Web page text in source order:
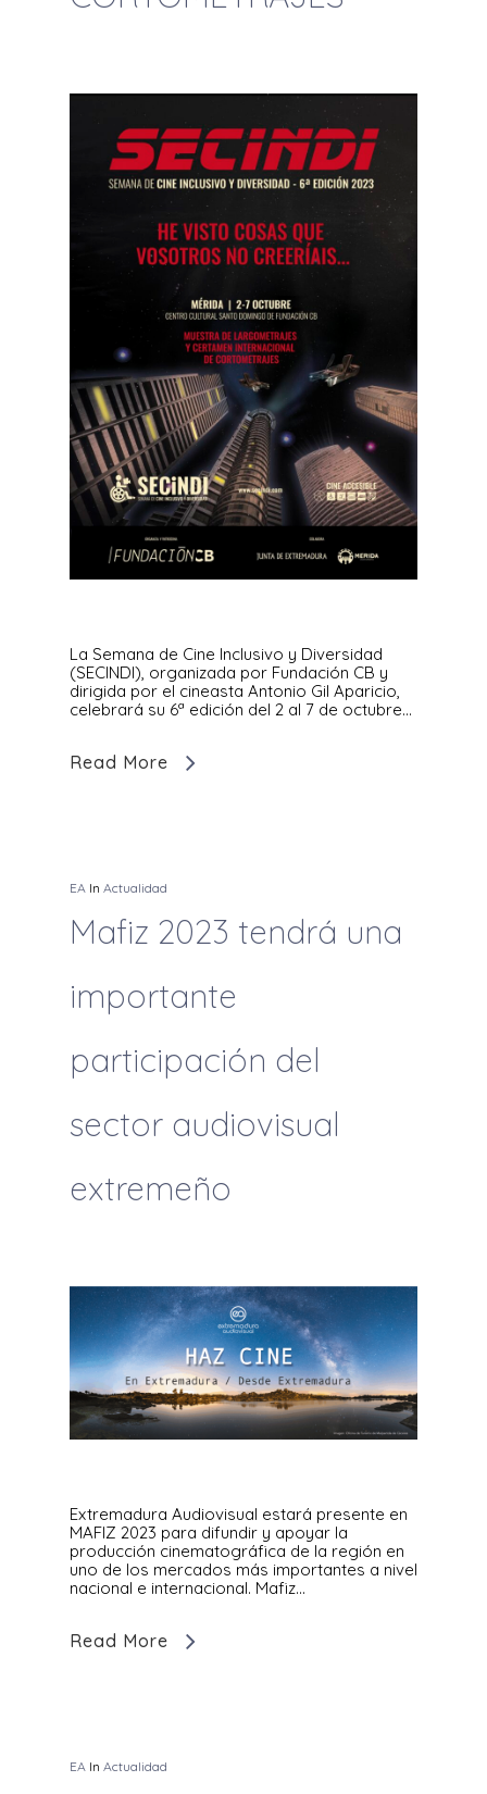
La Semana de Cine Inclusivo y Diversidad
(SECINDI), organizada por Fundación CB y
dirigida por el cineasta Antonio Gil Aparicio,
celebrará su 6ª edición del 2 al 7 de octubre…
Read More
EA In Actualidad
Mafiz 2023 tendrá una
importante
participación del
sector audiovisual
extremeño
Extremadura Audiovisual estará presente en
MAFIZ 2023 para difundir y apoyar la
producción cinematográfica de la región en
uno de los mercados más importantes a nivel
nacional e internacional. Mafiz…
Read More
EA In Actualidad